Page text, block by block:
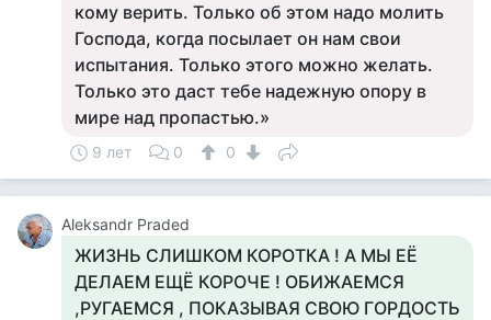
кому верить. Только об этом надо молить
Господа, когда посылает он нам свои
испытания. Только этого можно желать.
Только это даст тебе надежную опору в
мире над пропастью.»
9 лет 0 0
Aleksandr Praded
ЖИЗНЬ СЛИШКОМ КОРОТКА ! А МЫ ЕЁ
ДЕЛАЕМ ЕЩЁ КОРОЧЕ ! ОБИЖАЕМСЯ
,РУГАЕМСЯ , ПОКАЗЫВАЯ СВОЮ ГОРДОСТЬ